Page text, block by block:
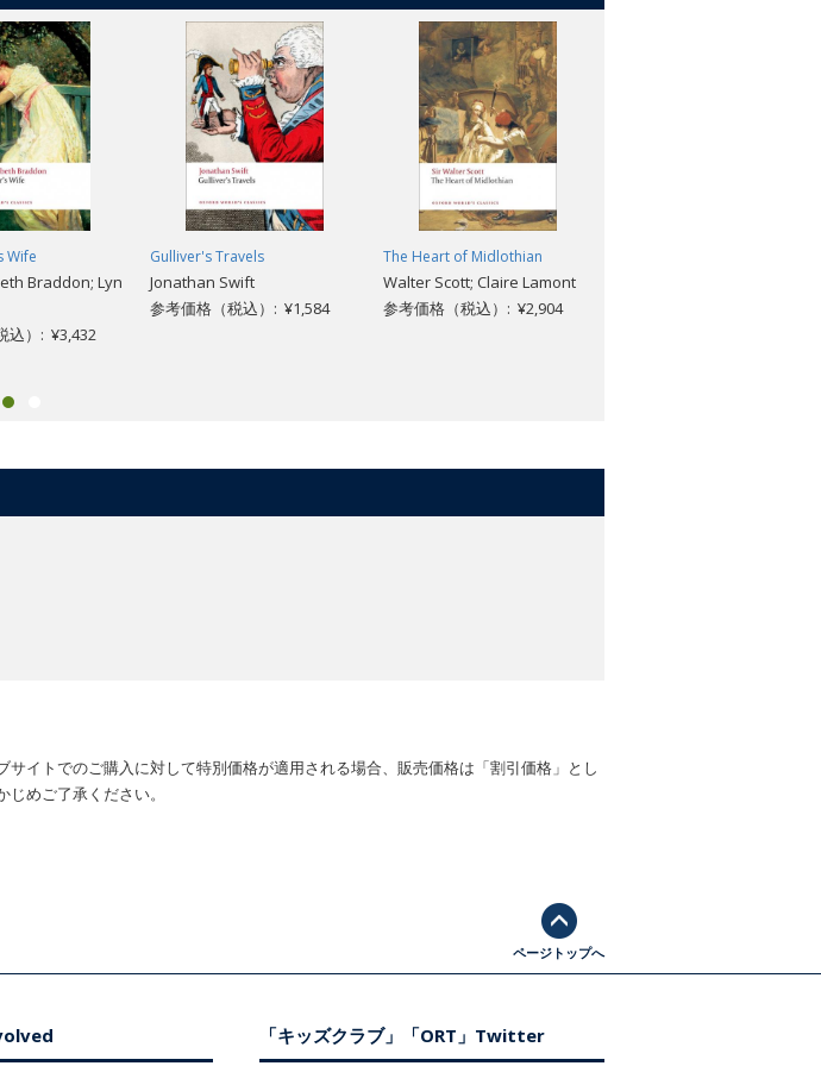
Wife
Braddon; Lyn
込）: ¥3,432
Gulliver's Travels
Jonathan Swift
参考価格（税込）: ¥1,584
The Heart of Midlothian
Walter Scott; Claire Lamont
参考価格（税込）: ¥2,904
イトでのご購入に対して特別価格が適用される場合、販売価格は「割引価格」とし
めご了承ください。
ページトップへ
「キッズクラブ」「ORT」Twitter